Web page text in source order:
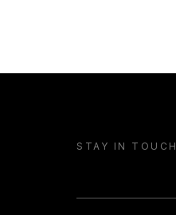
STAY IN TOUCH